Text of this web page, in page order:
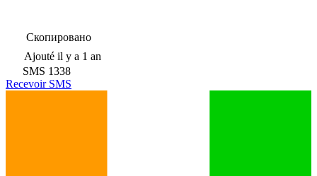
Скопировано
Ajouté il y a 1 an
SMS 1338
Recevoir SMS